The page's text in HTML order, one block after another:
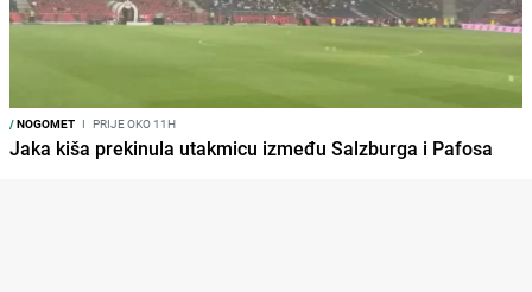
/NOGOMET I PRIJE OKO 11H
Jaka kiša prekinula utakmicu između Salzburga i Pafosa